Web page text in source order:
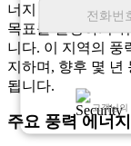
고객님의
너지 용량은 지난
목표를 달성하기
니다. 이 지역의 풍
지하며, 향후 몇 년
됩니다.
주요 풍력 에너